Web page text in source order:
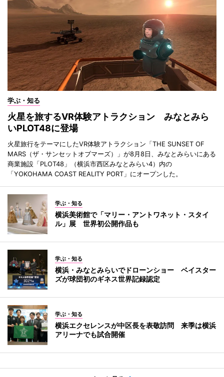
学ぶ・知る
火星を旅するVR体験アトラクション みなとみら
いPLOT48に登場
火星旅行をテーマにしたVR体験アトラクション「THE SUNSET OF
MARS（ザ・サンセットオブマーズ）」が8月8日、みなとみらいにある
商業施設「PLOT48」（横浜市西区みなとみらい4）内の
「YOKOHAMA COAST REALITY PORT」にオープンした。
学ぶ・知る
横浜美術館で「マリー・アントワネット・スタイ
ル」展 世界初公開作品も
学ぶ・知る
横浜・みなとみらいでドローンショー ベイスター
ズが球団初のギネス世界記録認定
学ぶ・知る
横浜エクセレンスが中区長を表敬訪問 来季は横浜
アリーナでも試合開催